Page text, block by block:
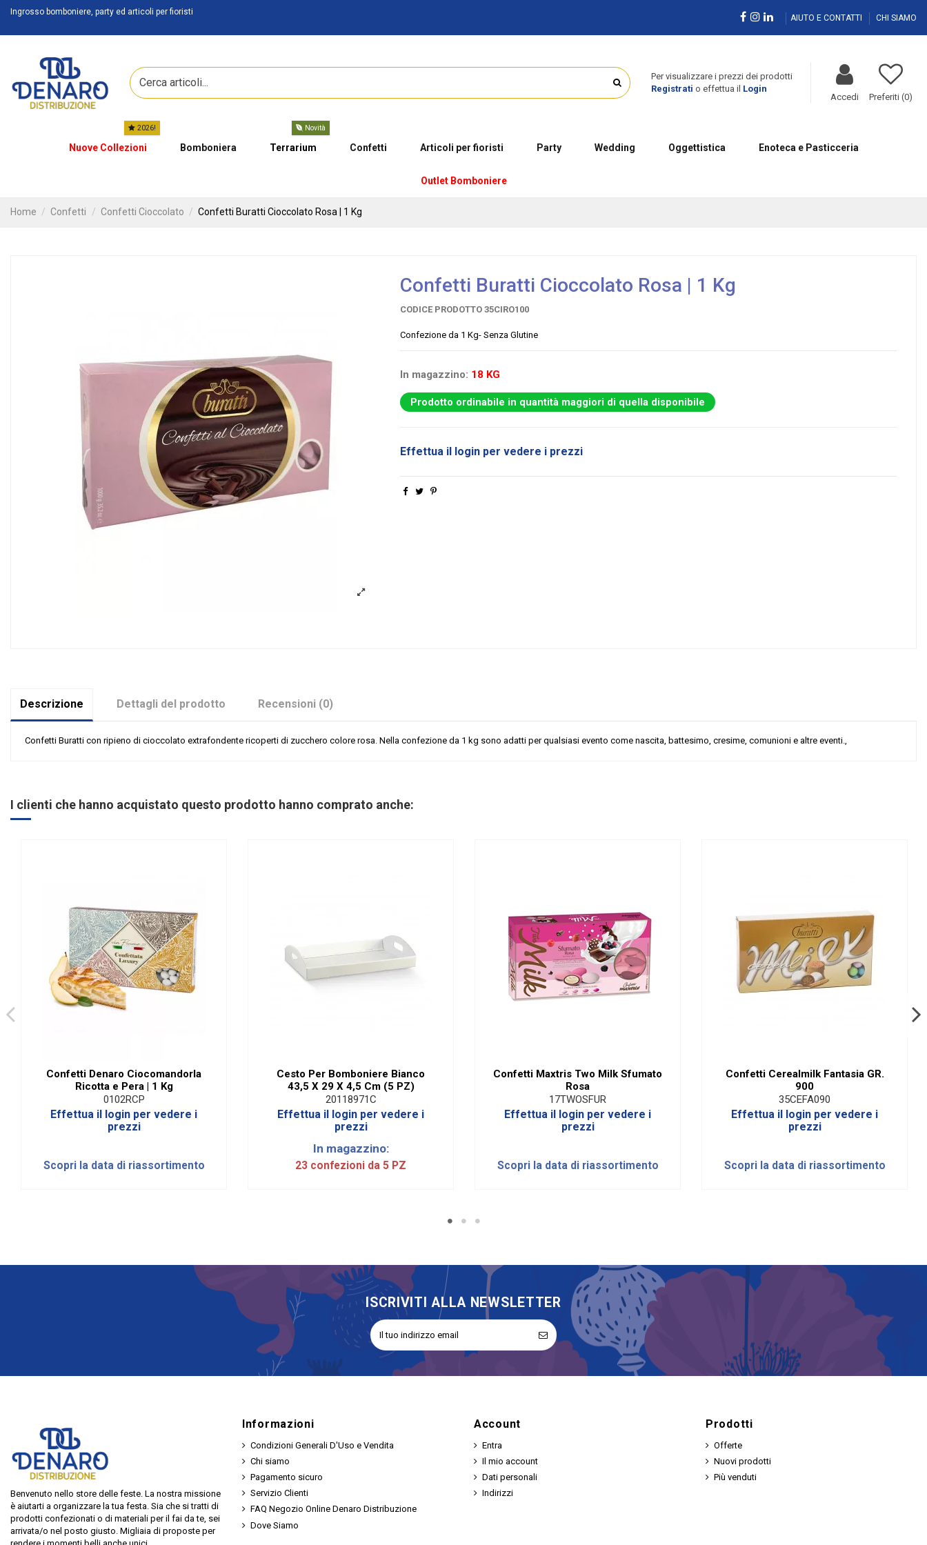
Ingrosso bomboniere, party ed articoli per fioristi
AIUTO E CONTATTI CHI SIAMO
Per visualizzare i prezzi dei prodotti
Registrati o effettua il Login
Accedi Preferiti (0)
Nuove Collezioni
2026!
Bomboniera Terrarium
Novità
Confetti Articoli per fioristi Party Wedding Oggettistica Enoteca e Pasticceria
Outlet Bomboniere
Home Confetti Confetti Cioccolato Confetti Buratti Cioccolato Rosa | 1 Kg
Confetti Buratti Cioccolato Rosa | 1 Kg
CODICE PRODOTTO 35CIRO100
Confezione da 1 Kg- Senza Glutine
In magazzino: 18 KG
Prodotto ordinabile in quantità maggiori di quella disponibile
Effettua il login per vedere i prezzi
Descrizione Dettagli del prodotto Recensioni (0)
Confetti Buratti con ripieno di cioccolato extrafondente ricoperti di zucchero colore rosa. Nella confezione da 1 kg sono adatti per qualsiasi evento come nascita, battesimo, cresime, comunioni e altre eventi.,
Glutine
I clienti che hanno acquistato questo prodotto hanno comprato anche:
Confetti Denaro Ciocomandorla
Ricotta e Pera | 1 Kg
0102RCP
Effettua il login per vedere i
prezzi
Scopri la data di riassortimento
Cesto Per Bomboniere Bianco
43,5 X 29 X 4,5 Cm (5 PZ)
20118971C
Effettua il login per vedere i
prezzi
In magazzino:
23 confezioni da 5 PZ
Confetti Maxtris Two Milk Sfumato
Rosa
17TWOSFUR
Effettua il login per vedere i
prezzi
Scopri la data di riassortimento
Confetti Cerealmilk Fantasia GR.
900
35CEFA090
Effettua il login per vedere i
prezzi
Scopri la data di riassortimento
ISCRIVITI ALLA NEWSLETTER
Benvenuto nello store delle feste. La nostra missione
è aiutarti a organizzare la tua festa. Sia che si tratti di
prodotti confezionati o di materiali per il fai da te, sei
arrivata/o nel posto giusto. Migliaia di proposte per
Informazioni
Condizioni Generali D'Uso e Vendita
Chi siamo
Pagamento sicuro
Servizio Clienti
FAQ Negozio Online Denaro Distribuzione
Dove Siamo
Account
Entra
Il mio account
Dati personali
Indirizzi
Prodotti
Offerte
Nuovi prodotti
Più venduti